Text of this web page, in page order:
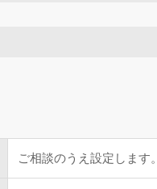
ご相談のうえ設定します。